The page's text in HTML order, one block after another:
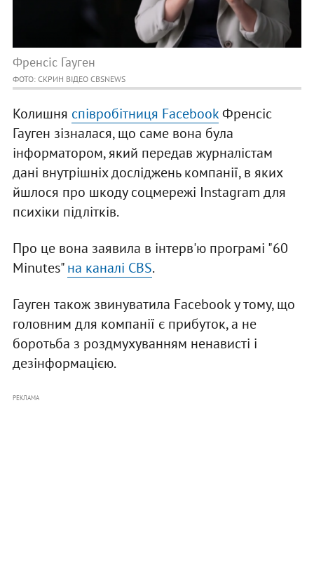
Френсіс Гауген
ФОТО: СКРИН ВІДЕО CBSNEWS
Колишня співробітниця FacebookФренсіс
Гауген зізналася, що саме вона була
інформатором, який передав журналістам
дані внутрішніх досліджень компанії, в яких
йшлося про шкоду соцмережі Instagram для
психіки підлітків.
Про це вона заявила в інтерв'ю програмі "60
Minutes"на каналі CBS.
Гауген також звинуватила Facebook у тому, що
головним для компанії є прибуток, а не
боротьба з роздмухуванням ненависті і
дезінформацією.
РЕКЛАМА